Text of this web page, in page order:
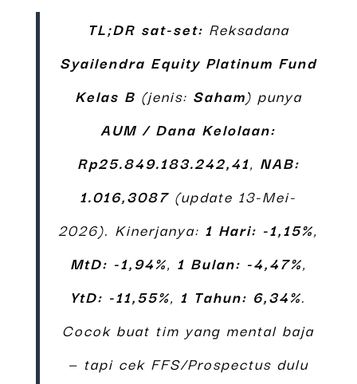
TL;DR sat-set: Reksadana
Syailendra Equity Platinum Fund
Kelas B (jenis: Saham) punya
AUM / Dana Kelolaan:
Rp25.849.183.242,41, NAB:
1.016,3087 (update 13-Mei-
2026). Kinerjanya: 1 Hari: -1,15%,
MtD: -1,94%, 1 Bulan: -4,47%,
YtD: -11,55%, 1 Tahun: 6,34%.
Cocok buat tim yang mental baja
— tapi cek FFS/Prospectus dulu